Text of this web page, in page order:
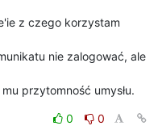
z czego korzystam
nie zalogować, ale
przytomność umysłu.
0
0